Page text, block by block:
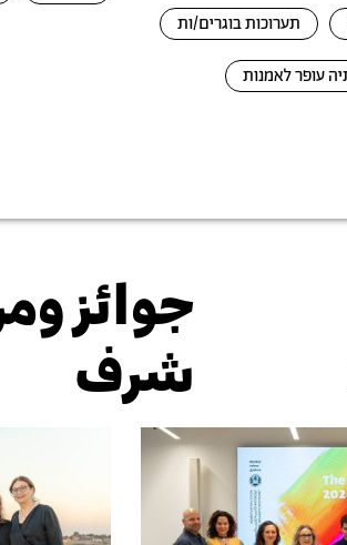
תערוכות בוגרים/ות
עופר לאמנות
جوائز
شرف